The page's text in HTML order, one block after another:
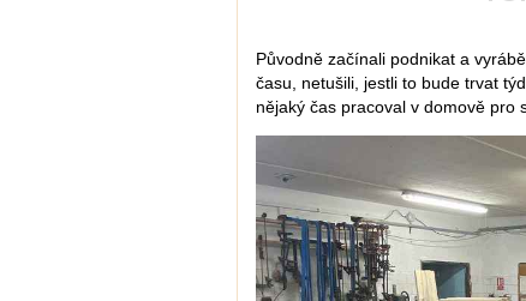
Původně začínali podnikat a
času, netušili, jestli to bude trvat
nějaký čas pracoval v domově pro